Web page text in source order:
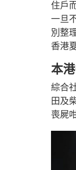
住戶
一旦
別整
香港
本
綜合
田及
喪屍